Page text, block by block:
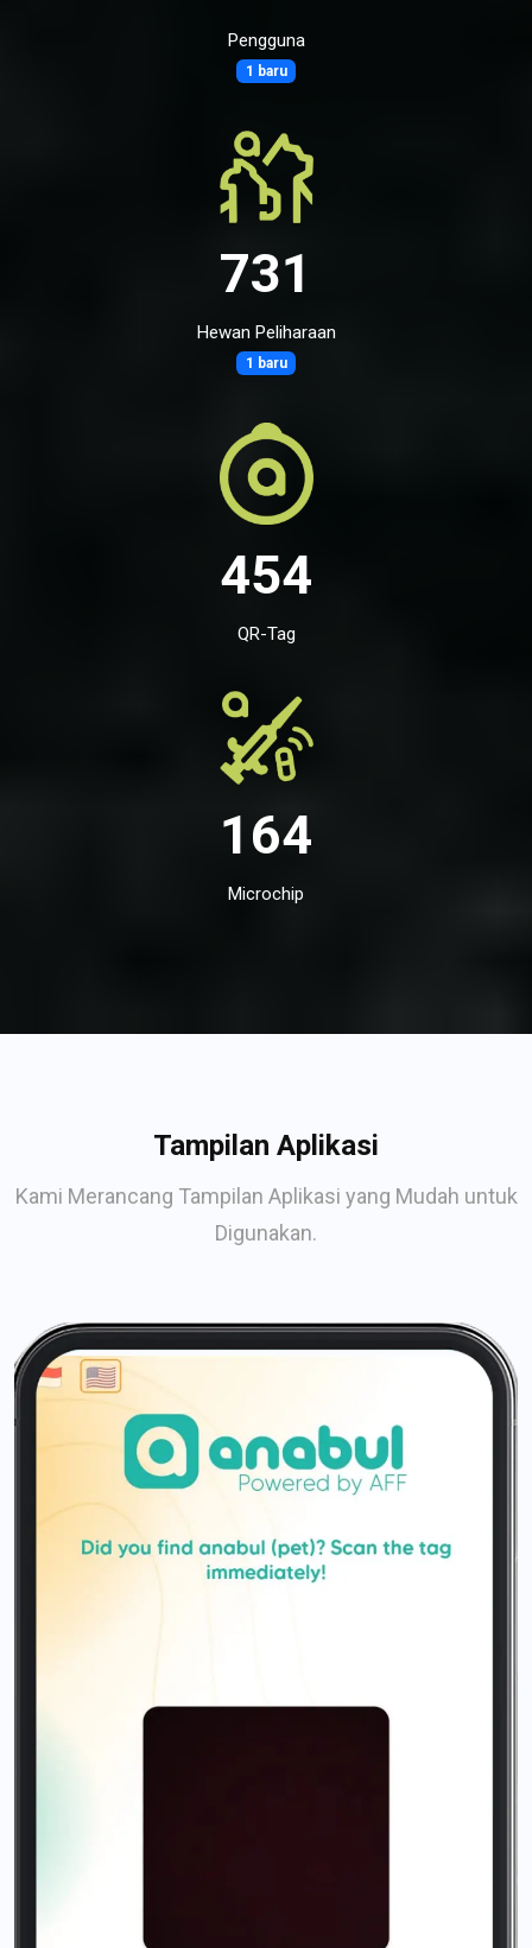
Pengguna
1 baru
731
Hewan Peliharaan
1 baru
454
QR-Tag
164
Microchip
Tampilan Aplikasi
Kami Merancang Tampilan Aplikasi yang Mudah untuk
Digunakan.